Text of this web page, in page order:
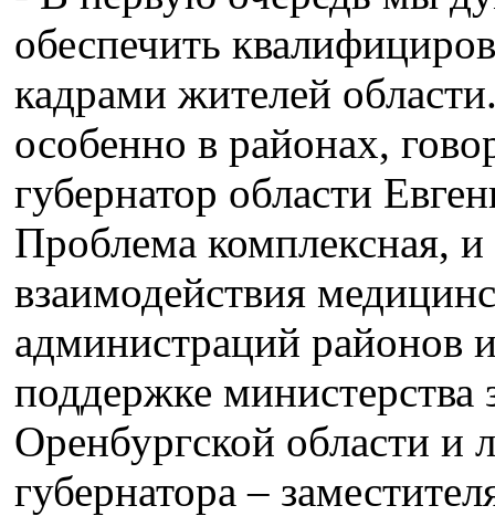
обеспечить
кадрами жителей
особенно в районах,
губернатор области
Проблема комплексная,
взаимодействия
администраций районов
поддержке министерства
Оренбургской области и
губернатора –